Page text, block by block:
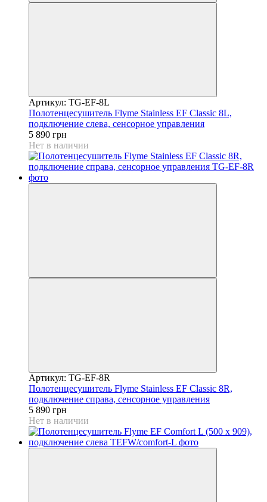
Артикул: TG-EF-8L
Полотенцесушитель Flyme Stainless EF Classic 8L,
подключение слева, сенсорное управления
5 890 грн
Нет в наличии
Артикул: TG-EF-8R
Полотенцесушитель Flyme Stainless EF Classic 8R,
подключение справа, сенсорное управления
5 890 грн
Нет в наличии